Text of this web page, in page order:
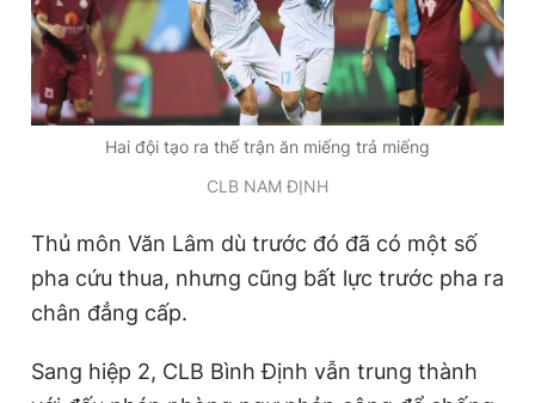
Hai đội tạo ra thế trận ăn miếng trả miếng
CLB NAM ĐỊNH
Thủ môn Văn Lâm dù trước đó đã có một số
pha cứu thua, nhưng cũng bất lực trước pha ra
chân đẳng cấp.
Sang hiệp 2, CLB Bình Định vẫn trung thành